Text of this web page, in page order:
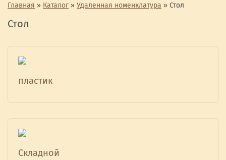
Главная » Каталог » Удаленная номенклатура » Стол
Стол
пластик
Складной